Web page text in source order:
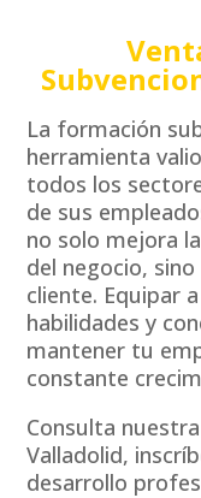
La formación
herramienta
todos los
de sus
no solo mejora
del negocio,
cliente. Equipar
habilidades y
mantener tu
constante
Consulta
Valladolid,
desarrollo